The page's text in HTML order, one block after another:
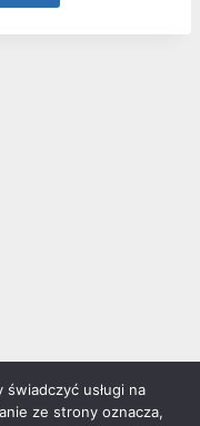
usługi na
ze strony oznacza,